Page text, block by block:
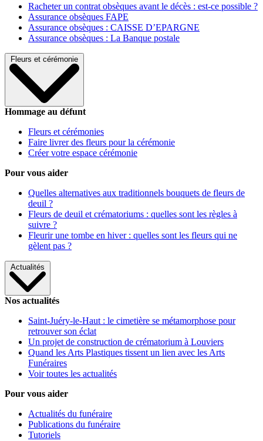
Racheter un contrat obsèques avant le décès : est-ce possible ?
Assurance obsèques FAPE
Assurance obsèques : CAISSE D’EPARGNE
Assurance obsèques : La Banque postale
Fleurs et cérémonie
Hommage au défunt
Fleurs et cérémonies
Faire livrer des fleurs pour la cérémonie
Créer votre espace cérémonie
Pour vous aider
Quelles alternatives aux traditionnels bouquets de fleurs de
deuil ?
Fleurs de deuil et crématoriums : quelles sont les règles à
suivre ?
Fleurir une tombe en hiver : quelles sont les fleurs qui ne
gèlent pas ?
Actualités
Nos actualités
Saint-Juéry-le-Haut : le cimetière se métamorphose pour
retrouver son éclat
Un projet de construction de crématorium à Louviers
Quand les Arts Plastiques tissent un lien avec les Arts
Funéraires
Voir toutes les actualités
Pour vous aider
Actualités du funéraire
Publications du funéraire
Tutoriels